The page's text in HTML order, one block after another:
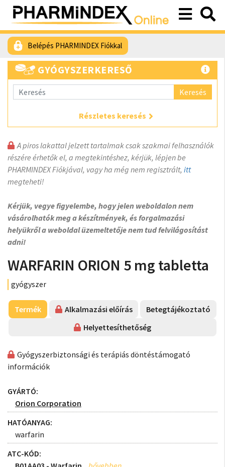
Belépés PHARMINDEX Fiókkal
GYÓGYSZERKERESŐ
Keresés
Részletes keresés
A piros lakattal jelzett tartalmak csak szakmai felhasználók
részére érhetők el, a megtekintéshez, kérjük, lépjen be
PHARMINDEX Fiókjával, vagy ha még nem regisztrált, itt
megteheti!
Kérjük, vegye figyelembe, hogy jelen weboldalon nem
vásárolhatók meg a készítmények, és forgalmazási
helyükről a weboldal üzemeltetője nem tud felvilágosítást
adni!
WARFARIN ORION 5 mg tabletta
gyógyszer
Termék Alkalmazási előírás
Betegtájékoztató
Helyettesíthetőség
Gyógyszerbiztonsági és terápiás döntéstámogató
információk
GYÁRTÓ:
Orion Corporation
HATÓANYAG:
warfarin
ATC-KÓD: